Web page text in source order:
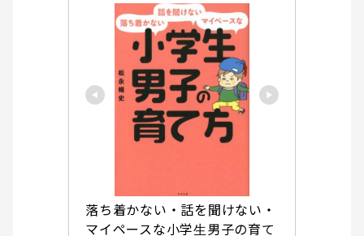
落ち着かない・話を聞けない・
マイペースな小学生男子の育て